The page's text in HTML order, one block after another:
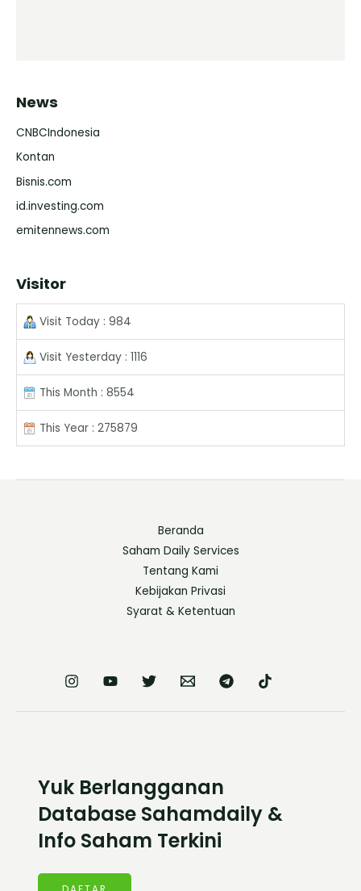
News
CNBCIndonesia
Kontan
Bisnis.com
id.investing.com
emitennews.com
Visitor
Visit Today : 984
Visit Yesterday : 1116
This Month : 8554
This Year : 275879
Beranda
Saham Daily Services
Tentang Kami
Kebijakan Privasi
Syarat & Ketentuan
Yuk Berlangganan
Database Sahamdaily &
Info Saham Terkini